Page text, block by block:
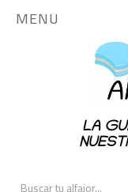
MENU
PUBLICA AQUÍ
NOTICIAS
LA